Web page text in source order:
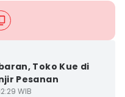
Toko Kue di
Pesanan
WIB